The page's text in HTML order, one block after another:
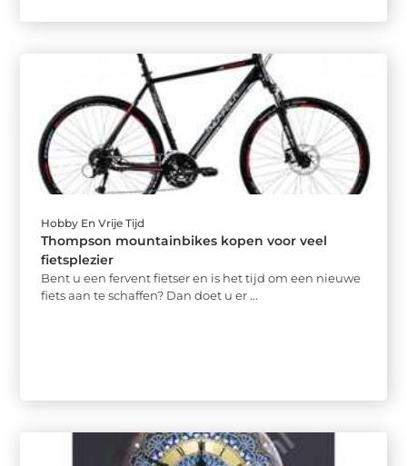
Hobby En Vrije Tijd
Thompson mountainbikes kopen voor veel
fietsplezier
Bent u een fervent fietser en is het tijd om een nieuwe
fiets aan te schaffen? Dan doet u er ...